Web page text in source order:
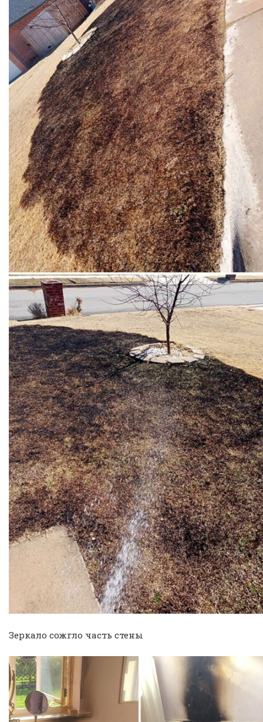
Зеркало сожгло часть стены